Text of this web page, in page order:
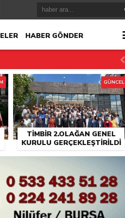
HABER GÖNDER
TİMBİR 2.OLAĞAN GENEL
KURULU GERÇEKLEŞTIRILDI
GÜNCEL